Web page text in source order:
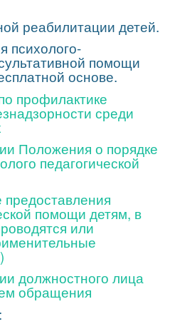
реабилитации детей.
психолого-
помощи
основе.
профилактике
среди
Положения о порядке
педагогической
помощи детям, в
или
должностного лица
обращения